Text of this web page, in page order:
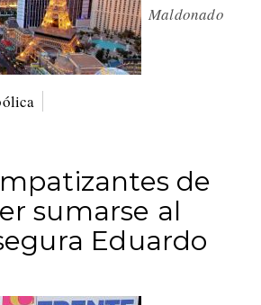
Maldonado
de
sumarse al
Eduardo